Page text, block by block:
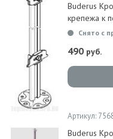
Buderus
крепежа к
Снято с
490 руб.
Артикул:
Buderus